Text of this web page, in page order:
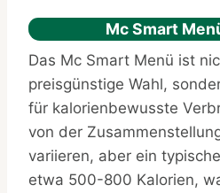
Mc Smart
Das Mc Smart Menü ist
preisgünstige Wahl,
für kalorienbewusste
von der
variieren, aber ein
etwa 500-800 Kalorien,